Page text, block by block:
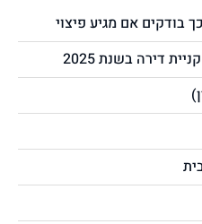
בודקים אם מגיע פיצוי
דירה בשנת 2025